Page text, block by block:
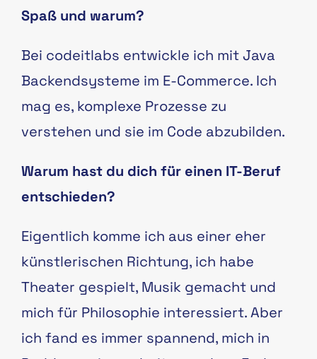
Spaß und warum?
Bei codeitlabs entwickle ich mit Java
Backendsysteme im E-Commerce. Ich
mag es, komplexe Prozesse zu
verstehen und sie im Code abzubilden.
Warum hast du dich für einen IT-Beruf
entschieden?
Eigentlich komme ich aus einer eher
künstlerischen Richtung, ich habe
Theater gespielt, Musik gemacht und
mich für Philosophie interessiert. Aber
ich fand es immer spannend, mich in